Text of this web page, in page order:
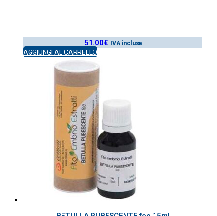
51.00€ IVA inclusa
AGGIUNGI AL CARRELLO